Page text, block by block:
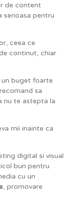
de content
serioasa pentru
ceea ce
continut, chiar
un buget foarte
sa
nu te astepta la
mii inainte ca
digital si visual
bun pentru
cu un
, promovare